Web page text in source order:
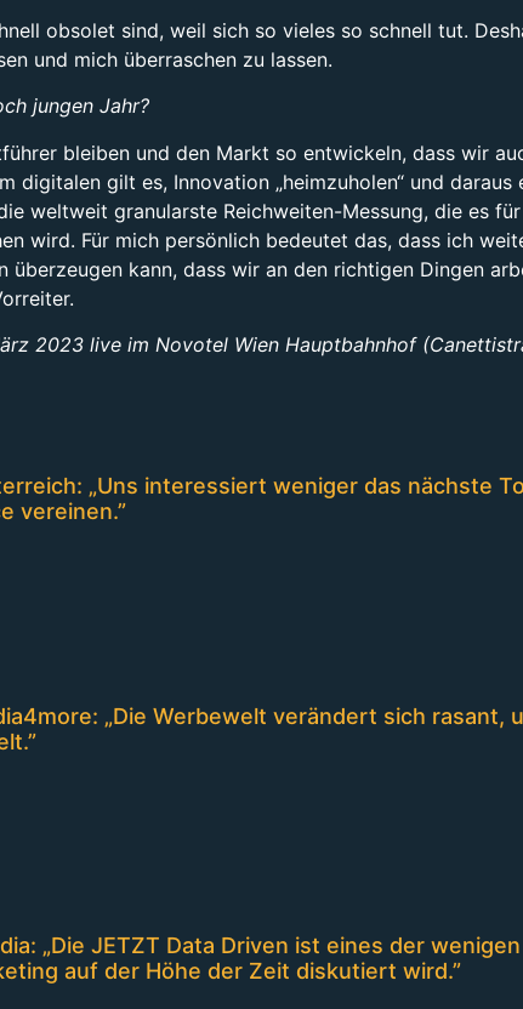
obsolet sind, weil sich so vieles so schnell tut.
und mich überraschen zu lassen.
jungen Jahr?
bleiben und den Markt so entwickeln, dass wir
gilt es, Innovation „heimzuholen“ und
weltweit granularste Reichweiten-Messung, die es
wird. Für mich persönlich bedeutet das, dass ich
kann, dass wir an den richtigen Dingen
2023 live im Novotel Wien Hauptbahnhof
„Uns interessiert weniger das nächste
vereinen.”
„Die Werbewelt verändert sich rasant,
„Die JETZT Data Driven ist eines der
auf der Höhe der Zeit diskutiert wird.”